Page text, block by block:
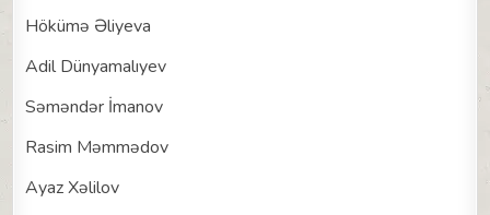
Hökümə Əliyeva
Adil Dünyamalıyev
Səməndər İmanov
Rasim Məmmədov
Ayaz Xəlilov